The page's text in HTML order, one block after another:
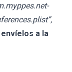
envíelos a la